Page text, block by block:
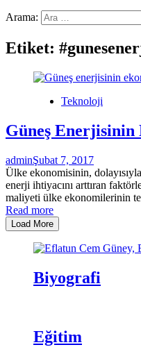
Arama:
Etiket:
Teknoloji
Güneş Enerjisinin
adminŞubat 7, 2017
Ülke ekonomisinin,
enerji ihtiyacını arttıran
maliyeti ülke ekonomilerinin
Read more
Load More
Biyografi
Eğitim